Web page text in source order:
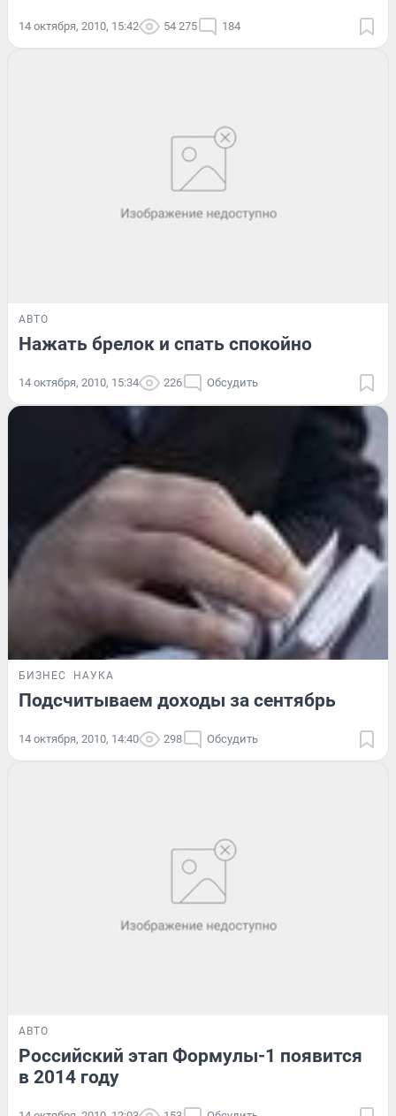
14 октября, 2010, 15:42 54 275 184
АВТО
Нажать брелок и спать спокойно
14 октября, 2010, 15:34 226 Обсудить
БИЗНЕС НАУКА
Подсчитываем доходы за сентябрь
14 октября, 2010, 14:40 298 Обсудить
АВТО
Российский этап Формулы-1 появится
в 2014 году